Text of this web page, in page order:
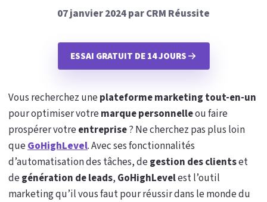
07 janvier 2024 par CRM Réussite
ESSAI GRATUIT DE 14 JOURS
Vous recherchez uneplateforme marketing tout-en-un
pour optimiser votremarque personnelleou faire
prospérer votreentreprise? Ne cherchez pas plus loin
queGoHighLevel. Avec ses fonctionnalités
d’automatisation des tâches, degestion des clientset
degénération de leads, GoHighLevelest l’outil
marketing qu’il vous faut pour réussir dans le monde du